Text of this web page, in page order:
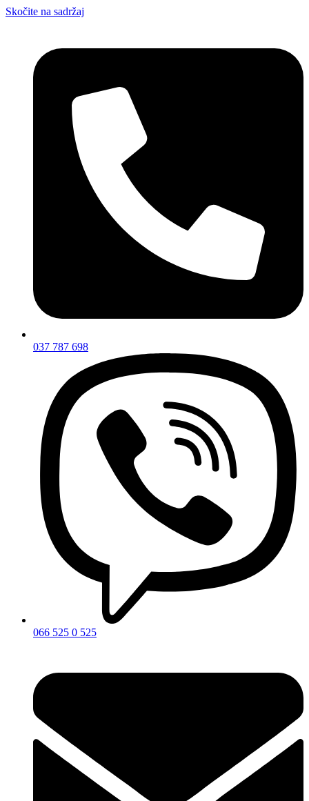
Skočite na sadržaj
037 787 698
066 525 0 525